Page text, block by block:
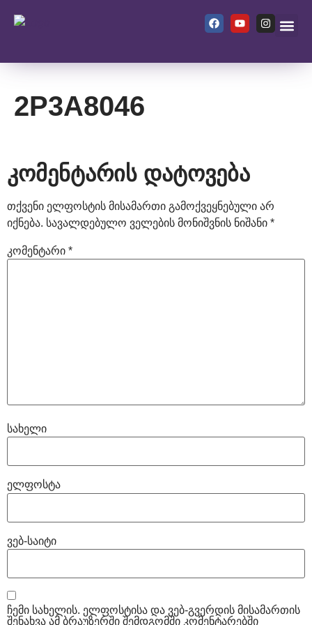
2P3A8046
კომენტარის დატოვება
თქვენი ელფოსტის მისამართი გამოქვეყნებული არ
იქნება. სავალდებულო ველების მონიშვნის ნიშანი *
კომენტარი *
სახელი
ელფოსტა
ვებ-საიტი
ჩემი სახელის. ელფოსტისა და ვებ-გვერდის მისამართის
შენახვა ამ ბრაუზერში შემდგომში კომენტარებში